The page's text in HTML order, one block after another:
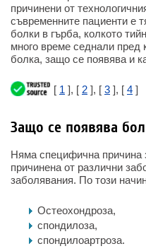
причинени от
съвременните пациенти е
болки в гърба, колкото
много време седнали
болка, защо се появява и
[ 1 ], [ 2 ], [ 3 ], [ 4 ]
Защо се появява
Няма специфична причина
причинена от различни
заболявания. По този
Остеохондроза,
спондилоза,
спондилоартроза.